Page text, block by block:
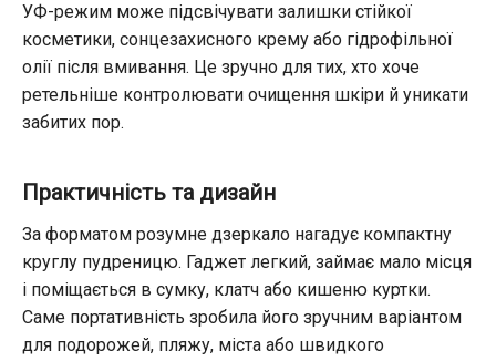
УФ-режим може підсвічувати залишки стійкої
косметики, сонцезахисного крему або гідрофільної
олії після вмивання. Це зручно для тих, хто хоче
ретельніше контролювати очищення шкіри й уникати
забитих пор.
Практичність та дизайн
За форматом розумне дзеркало нагадує компактну
круглу пудреницю. Гаджет легкий, займає мало місця
і поміщається в сумку, клатч або кишеню куртки.
Саме портативність зробила його зручним варіантом
для подорожей, пляжу, міста або швидкого